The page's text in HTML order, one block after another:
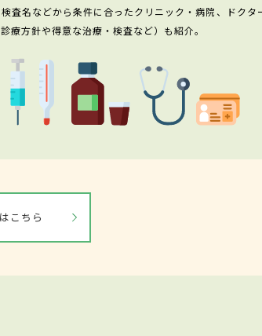
名などから条件に合ったクリニック・病院、ドクタ
療方針や得意な治療・検査など）も紹介。
こちら